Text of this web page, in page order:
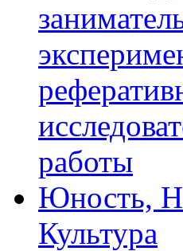
работы
Юность,
Культура